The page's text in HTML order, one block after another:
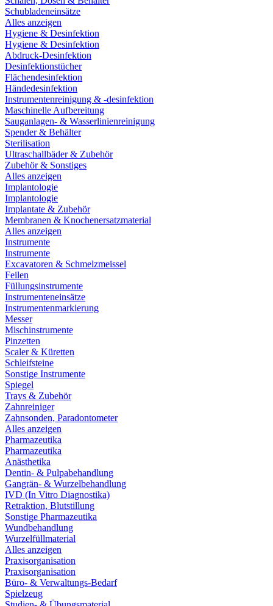
Schubladeneinsätze
Alles anzeigen
Hygiene & Desinfektion
Hygiene & Desinfektion
Abdruck-Desinfektion
Desinfektionstücher
Flächendesinfektion
Händedesinfektion
Instrumentenreinigung & -desinfektion
Maschinelle Aufbereitung
Sauganlagen- & Wasserlinienreinigung
Spender & Behälter
Sterilisation
Ultraschallbäder & Zubehör
Zubehör & Sonstiges
Alles anzeigen
Implantologie
Implantologie
Implantate & Zubehör
Membranen & Knochenersatzmaterial
Alles anzeigen
Instrumente
Instrumente
Excavatoren & Schmelzmeissel
Feilen
Füllungsinstrumente
Instrumenteneinsätze
Instrumentenmarkierung
Messer
Mischinstrumente
Pinzetten
Scaler & Küretten
Schleifsteine
Sonstige Instrumente
Spiegel
Trays & Zubehör
Zahnreiniger
Zahnsonden, Paradontometer
Alles anzeigen
Pharmazeutika
Pharmazeutika
Anästhetika
Dentin- & Pulpabehandlung
Gangrän- & Wurzelbehandlung
IVD (In Vitro Diagnostika)
Retraktion, Blutstillung
Sonstige Pharmazeutika
Wundbehandlung
Wurzelfüllmaterial
Alles anzeigen
Praxisorganisation
Praxisorganisation
Büro- & Verwaltungs-Bedarf
Spielzeug